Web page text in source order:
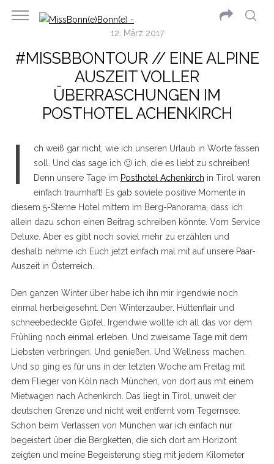
12. März 2017
#MISSBBONTOUR // EINE ALPINE
AUSZEIT VOLLER
ÜBERRASCHUNGEN IM
POSTHOTEL ACHENKIRCH
I
ch weiß gar nicht, wie ich unseren Urlaub in Worte fassen
soll. Und das sage ich 🙂 ich, die es liebt zu schreiben!
Denn unsere Tage im Posthotel Achenkirch in Tirol waren
einfach traumhaft! Es gab soviele positive Momente in
diesem 5-Sterne Hotel mittem im Berg-Panorama, dass ich
allein dazu schon einen Beitrag schreiben könnte. Vom Service
Deluxe. Aber es gibt noch soviel mehr zu erzählen und
deshalb nehme ich Euch jetzt einfach mal mit auf unsere Paar-
Auszeit in Österreich.
Den ganzen Winter über habe ich ihn mir irgendwie noch
einmal herbeigesehnt. Den Winterzauber. Hüttenflair und
schneebedeckte Gipfel. Irgendwie wollte ich all das vor dem
Frühling noch einmal erleben. Und zweisame Tage mit dem
Liebsten verbringen. Und genießen. Und Wellness machen.
Und so ging es für uns in der letzten Woche am Freitag mit
dem Flieger von Köln nach München, von dort aus mit einem
Mietwagen nach Achenkirch. Das liegt in Tirol, unweit der
deutschen Grenze und nicht weit entfernt vom Tegernsee.
Schon beim Verlassen von München war ich einfach nur
begeistert über die Bergketten, die sich dort am Horizont
zeigten und meine Begeisterung stieg mit jedem Kilometer